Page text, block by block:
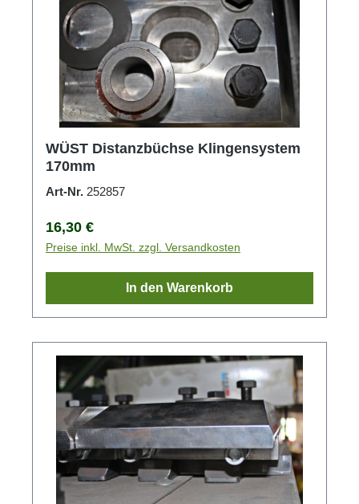
WÜST Distanzbüchse Klingensystem
170mm
Art-Nr. 252857
Regulärer Preis:
16,30 €
Preise inkl. MwSt. zzgl. Versandkosten
In den Warenkorb